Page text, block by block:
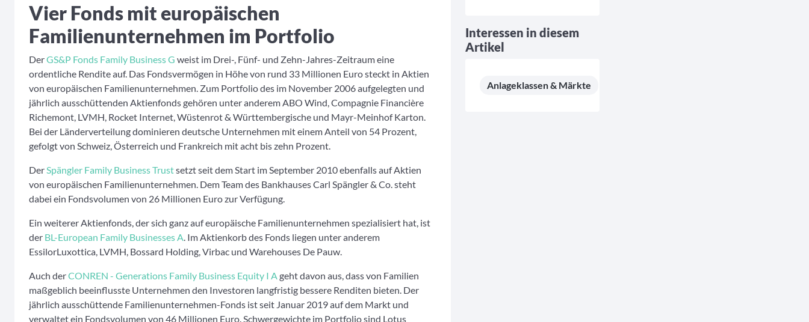
Vier Fonds mit europäischen
Familienunternehmen im Portfolio
DerGS&P Fonds Family Business G weist im Drei-, Fünf- und Zehn-Jahres-Zeitraum eine
ordentliche Rendite auf. Das Fondsvermögen in Höhe von rund 33 Millionen Euro steckt in Aktien
von europäischen Familienunternehmen. Zum Portfolio des im November 2006 aufgelegten und
jährlich ausschüttenden Aktienfonds gehören unter anderem ABO Wind, Compagnie Financière
Richemont, LVMH, Rocket Internet, Wüstenrot & Württembergische und Mayr-Meinhof Karton.
Bei der Länderverteilung dominieren deutsche Unternehmen mit einem Anteil von 54 Prozent,
gefolgt von Schweiz, Österreich und Frankreich mit acht bis zehn Prozent.
Der Spängler Family Business Trustsetzt seit dem Start im September 2010 ebenfalls auf Aktien
von europäischen Familienunternehmen. Dem Team des Bankhauses Carl Spängler & Co. steht
dabei ein Fondsvolumen von 26 Millionen Euro zur Verfügung.
Ein weiterer Aktienfonds, der sich ganz auf europäische Familienunternehmen spezialisiert hat, ist
der BL-European Family Businesses A . Im Aktienkorb des Fonds liegen unter anderem
EssilorLuxottica, LVMH, Bossard Holding, Virbac und Warehouses De Pauw.
Auch derCONREN - Generations Family Business Equity I A geht davon aus, dass von Familien
maßgeblich beeinflusste Unternehmen den Investoren langfristig bessere Renditen bieten. Der
jährlich ausschüttende Familienunternehmen-Fonds ist seit Januar 2019 auf dem Markt und
verwaltet ein Fondsvolumen von 46 Millionen Euro. Schwergewichte im Portfolio sind Lotus
Interessen in diesem
Artikel
Anlageklassen & Märkte